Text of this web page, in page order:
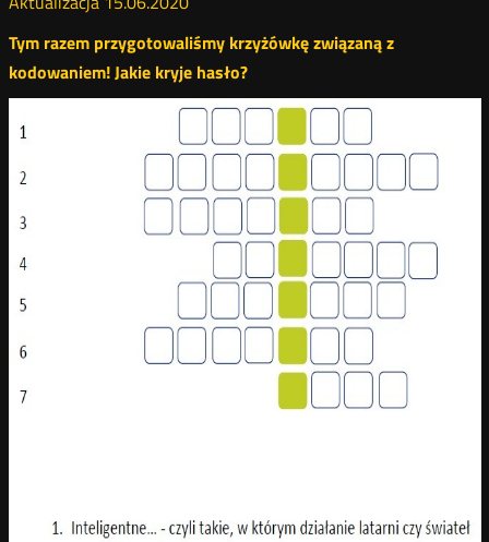
Tym razem przygotowaliśmy krzyżówkę związaną z
kodowaniem! Jakie kryje hasło?